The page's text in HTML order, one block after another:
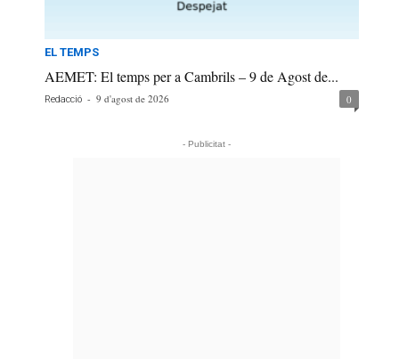
EL TEMPS
AEMET: El temps per a Cambrils – 9 de Agost de...
Redacció - 9 d'agost de 2026 0
- Publicitat -